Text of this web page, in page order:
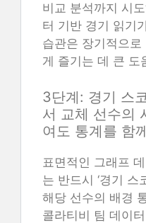
비교 분석까지 시
터 기반 경기 읽기
습관은 장기적으
게 즐기는 데 큰 도
3단계: 경기 스
서 교체 선수의
여도 통계를 함
표면적인 그래프
는 반드시 ‘경기 스
해당 선수의 배경
콜라티비 팀 데이